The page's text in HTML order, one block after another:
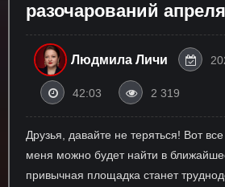
разочарований
Людмила Личи
42:03 2 319
Друзья, давайте не теряться! Вот
меня можно будет найти в
привычная площадка станет